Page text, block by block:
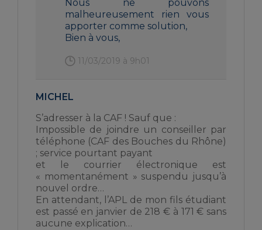
Nous ne pouvons
malheureusement rien vous
apporter comme solution,
Bien à vous,
11/03/2019 à 9h01
MICHEL
S’adresser à la CAF ! Sauf que :
Impossible de joindre un conseiller par
téléphone (CAF des Bouches du Rhône)
; service pourtant payant
et le courrier électronique est
« momentanément » suspendu jusqu’à
nouvel ordre…
En attendant, l’APL de mon fils étudiant
est passé en janvier de 218 € à 171 € sans
aucune explication…